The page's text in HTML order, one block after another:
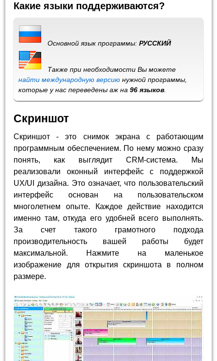
Какие языки поддерживаются?
Основной язык программы:РУССКИЙ
Также при необходимости Вы можете
найти международную версию нужной программы,
которые у нас переведены аж на96 языков.
Скриншот
Скриншот - это снимок экрана с работающим
программным обеспечением. По нему можно сразу
понять, как выглядит CRM-система. Мы
реализовали оконный интерфейс с поддержкой
UX/UI дизайна. Это означает, что пользовательский
интерфейс основан на пользовательском
многолетнем опыте. Каждое действие находится
именно там, откуда его удобней всего выполнять.
За счет такого грамотного подхода
производительность вашей работы будет
максимальной. Нажмите на маленькое
изображение для открытия скриншота в полном
размере.